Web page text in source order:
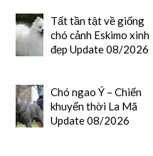
Tất tần tật về giống
chó cảnh Eskimo xinh
đẹp Update 08/2026
Chó ngao Ý – Chiến
khuyển thời La Mã
Update 08/2026